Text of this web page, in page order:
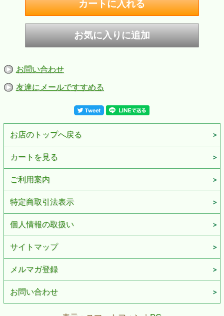
お問い合わせ
友達にメールですすめる
お店のトップへ戻る
カートを見る
ご利用案内
特定商取引法表示
個人情報の取扱い
サイトマップ
メルマガ登録
お問い合わせ